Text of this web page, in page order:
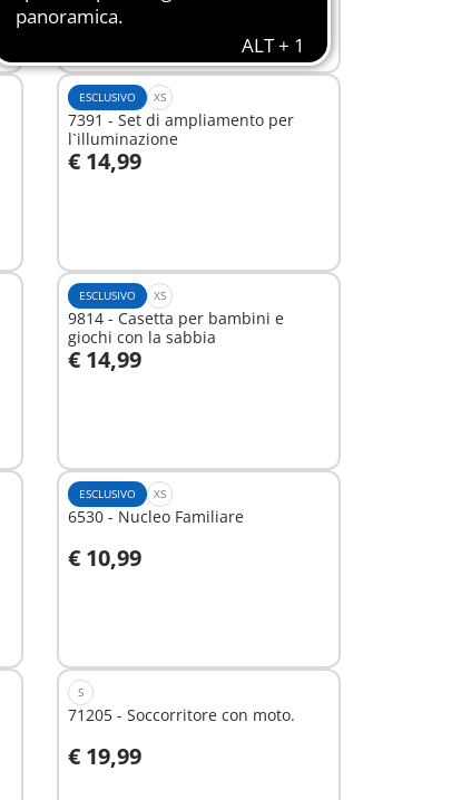
ESCLUSIVO XS
7391 - Set di ampliamento per
l`illuminazione
€ 14,99
Aggiungi al carrello
ESCLUSIVO XS
9814 - Casetta per bambini e
giochi con la sabbia
€ 14,99
Aggiungi al carrello
ESCLUSIVO XS
6530 - Nucleo Familiare
€ 10,99
Aggiungi al carrello
S
71205 - Soccorritore con moto.
€ 19,99
Aggiungi al carrello